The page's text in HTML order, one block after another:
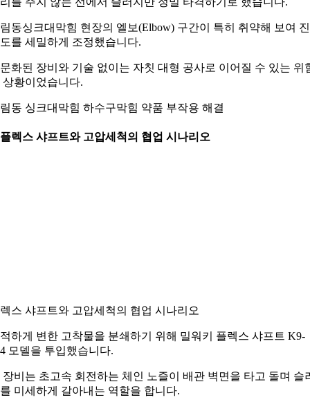
동싱크대막힘 현장의 엘보(Elbow) 구간이 특히 취약해 보여
를 세밀하게 조정했습니다.
화된 장비와 기술 없이는 자칫 대형 공사로 이어질 수 있는 위
상황이었습니다.
동 싱크대막힘 하수구막힘 약품 부작용 해결
렉스 샤프트와 고압세척의 협업 시나리오
스 샤프트와 고압세척의 협업 시나리오
하게 변한 고착물을 분쇄하기 위해 밀워키 플렉스 샤프트 K9-
모델을 투입했습니다.
장비는 초고속 회전하는 체인 노즐이 배관 벽면을 타고 돌며 슬
미세하게 갈아내는 역할을 합니다.